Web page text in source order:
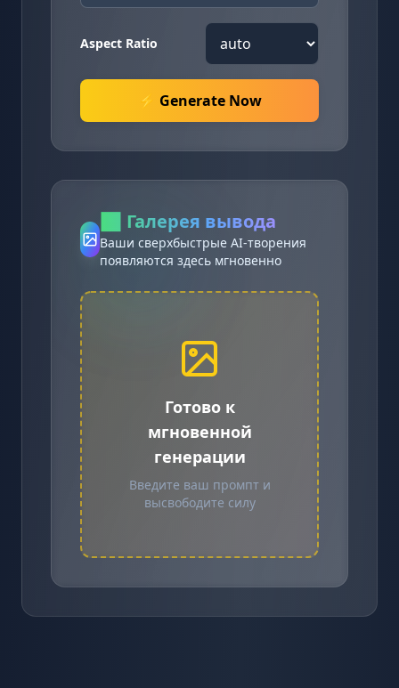
Aspect Ratio
⚡ Generate Now
Галерея вывода
Ваши сверхбыстрые AI-творения
появляются здесь мгновенно
Готово к
мгновенной
генерации
Введите ваш промпт и
высвободите силу